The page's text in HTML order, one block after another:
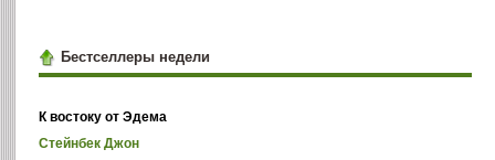
Бестселлеры недели
К востоку от Эдема
Стейнбек Джон